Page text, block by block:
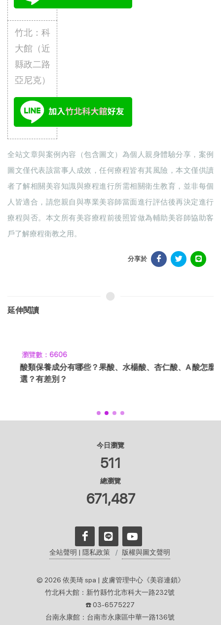
竹北：科
大館（近
縣政二路
亞尼克）
全站文章與案例內容（包含圖文）為個人親身體驗分享，案例
圖文僅代表該當事人成效，任何療程皆有其風險，本文僅供讀
者了解相關美容知識與療程進行所需相關衛生教育，並非每個
人皆適合，請您親自與專業美容師當面進行評估後再決定進行
療程與否。本文所有美容療程前後照皆做為輔助美容師協助客
戶了解療程衛教之用。
分享於
延伸閱讀
瀏覽數：6606
酸類保養成分有哪些？果酸、水楊酸、杏仁酸、A 酸怎麼
選？有差別？
今日瀏覽
511
總瀏覽
671,487
全站聲明 | 隱私政策 版權與圖文聲明
© 2026 依美琦 spa | 皮膚管理中心《美容連鎖》
竹北科大館：新竹縣竹北市科大一路232號
☎️ 03-6575227
台南永康館：台南市永康區中華一路136號